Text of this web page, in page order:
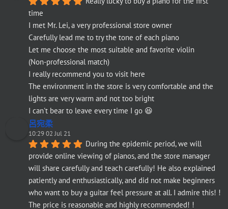
time
I met Mr. Lei, a very professional store owner
Carefully lead me to try the tone of each piano
Let me choose the most suitable and favorite violin
(Non-professional match)
I really recommend you to visit here
The environment in the store is very comfortable and the
lights are very warm and not too bright
I can't bear to leave every time I go 😆
呂宛柔
10:29 02 Jul 21
During the epidemic period, we will
provide online viewing of pianos, and the store manager
will share carefully and teach carefully! He also explained
patiently and enthusiastically, and did not make beginners
who want to buy a guitar feel pressure at all. I admire this! !
The price is reasonable and highly recommended! !